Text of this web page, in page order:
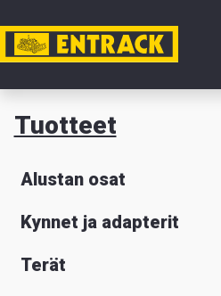
Tuotteet
Alustan osat
Kynnet ja adapterit
Terät